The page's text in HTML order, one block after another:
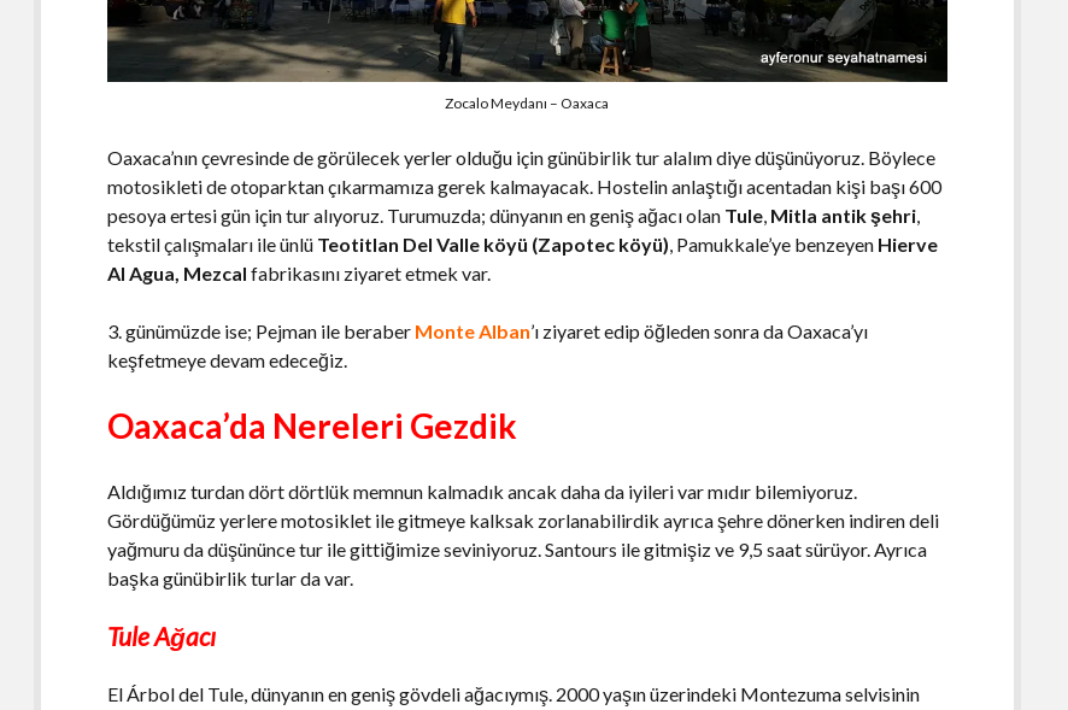
Zocalo Meydanı – Oaxaca
Oaxaca’nın çevresinde de görülecek yerler olduğu için günübirlik tur alalım diye düşünüyoruz. Böylece
motosikleti de otoparktan çıkarmamıza gerek kalmayacak. Hostelin anlaştığı acentadan kişi başı 600
pesoya ertesi gün için tur alıyoruz. Turumuzda; dünyanın en geniş ağacı olan Tule, Mitla antik şehri,
tekstil çalışmaları ile ünlü Teotitlan Del Valle köyü (Zapotec köyü), Pamukkale’ye benzeyen Hierve
Al Agua, Mezcal fabrikasını ziyaret etmek var.
3. günümüzde ise; Pejman ile beraber Monte Alban’ı ziyaret edip öğleden sonra da Oaxaca’yı
keşfetmeye devam edeceğiz.
Oaxaca’da Nereleri Gezdik
Aldığımız turdan dört dörtlük memnun kalmadık ancak daha da iyileri var mıdır bilemiyoruz.
Gördüğümüz yerlere motosiklet ile gitmeye kalksak zorlanabilirdik ayrıca şehre dönerken indiren deli
yağmuru da düşününce tur ile gittiğimize seviniyoruz. Santours ile gitmişiz ve 9,5 saat sürüyor. Ayrıca
başka günübirlik turlar da var.
Tule Ağacı
El Árbol del Tule, dünyanın en geniş gövdeli ağacıymış. 2000 yaşın üzerindeki Montezuma selvisinin